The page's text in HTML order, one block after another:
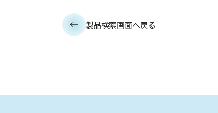
製品検索画面へ戻る